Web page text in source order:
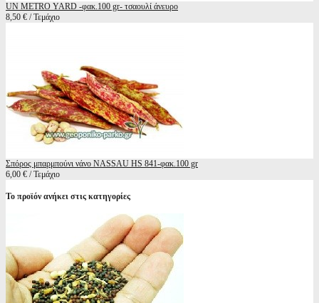
UN METRO YARD -φακ.100 gr- τσαουλί άνευρο
8,50 € / Τεμάχιο
Σπόρος μπαρμπούνι νάνο NASSAU HS 841-φακ.100 gr
6,00 € / Τεμάχιο
Το προϊόν ανήκει στις κατηγορίες